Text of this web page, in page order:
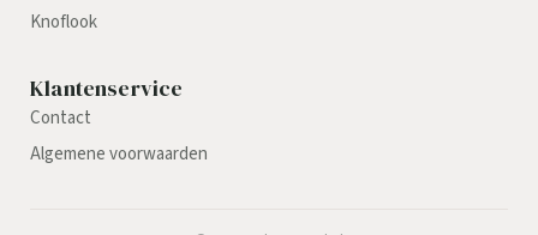
Knoflook
Klantenservice
Contact
Algemene voorwaarden